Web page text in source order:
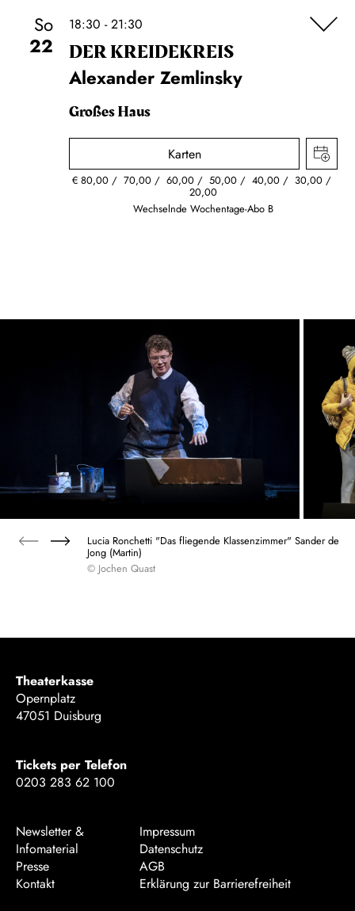
So
22
18:30 - 21:30
DER KREIDE­KREIS
Alexander Zemlinsky
Großes Haus
Karten
€80,00 70,00 60,00 50,00 40,00 30,00
20,00
Wechselnde Wochentage-Abo B
Lucia Ronchetti "Das fliegende Klassenzimmer" Sander de
Jong (Martin)
© Jochen Quast
Theaterkasse
Opernplatz
47051 Duisburg
Tickets per Telefon
0203 283 62 100
Newsletter &
Infomaterial
Presse
Kontakt
Impressum
Datenschutz
AGB
Erklärung zur Barrierefreiheit